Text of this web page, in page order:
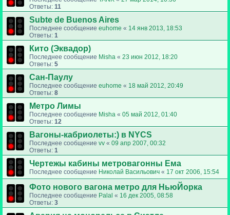
Ответы: 11
Subte de Buenos Aires
Последнее сообщение euhome « 14 янв 2013, 18:53
Ответы: 1
Кито (Эквадор)
Последнее сообщение Misha « 23 июн 2012, 18:20
Ответы: 5
Сан-Паулу
Последнее сообщение euhome « 18 май 2012, 20:49
Ответы: 8
Метро Лимы
Последнее сообщение Misha « 05 май 2012, 01:40
Ответы: 12
Вагоны-кабриолеты:) в NYCS
Последнее сообщение vv « 09 апр 2007, 00:32
Ответы: 1
Чертежы кабины метровагонны Ема
Последнее сообщение Николай Васильович « 17 окт 2006, 15:54
Фото нового вагона метро для НьюЙорка
Последнее сообщение Palal « 16 дек 2005, 08:58
Ответы: 3